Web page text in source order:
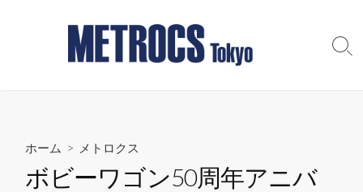
ツ
検
ホーム > メトロクス
ボビーワゴン50周年アニバ